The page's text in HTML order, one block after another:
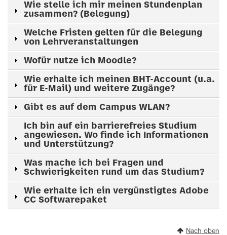
Wie stelle ich mir meinen Stundenplan
zusammen? (Belegung)
Welche Fristen gelten für die Belegung
von Lehrveranstaltungen
Wofür nutze ich Moodle?
Wie erhalte ich meinen BHT-Account (u.a.
für E-Mail) und weitere Zugänge?
Gibt es auf dem Campus WLAN?
Ich bin auf ein barrierefreies Studium
angewiesen. Wo finde ich Informationen
und Unterstützung?
Was mache ich bei Fragen und
Schwierigkeiten rund um das Studium?
Wie erhalte ich ein vergünstigtes Adobe
CC Softwarepaket
Nach oben